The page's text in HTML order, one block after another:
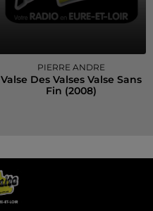
PIERRE ANDRE
Valse Des Valses Valse Sans
Fin (2008)